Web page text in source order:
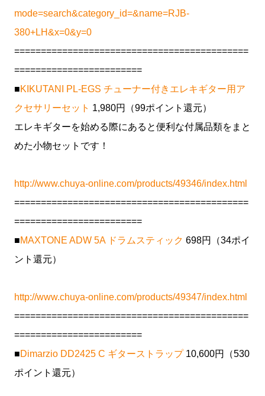
mode=search&category_id=&name=RJB-
380+LH&x=0&y=0
============================================
========================
■KIKUTANI PL-EGS チューナー付きエレキギター用ア
クセサリーセット 1,980円（99ポイント還元）
エレキギターを始める際にあると便利な付属品類をまと
めた小物セットです！
http://www.chuya-online.com/products/49346/index.html
============================================
========================
■MAXTONE ADW 5A ドラムスティック 698円（34ポイ
ント還元）
http://www.chuya-online.com/products/49347/index.html
============================================
========================
■Dimarzio DD2425 C ギターストラップ10,600円（530
ポイント還元）